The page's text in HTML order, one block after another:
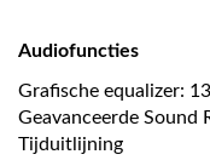
Audiofuncties
Grafische equalizer:
Geavanceerde Sound
Tijduitlijning